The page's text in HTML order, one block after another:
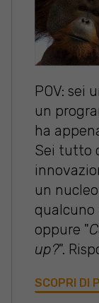
POV: sei
un
ha
Sei tutto
un
qualcuno
oppure "
up?".
SCOPRI DI